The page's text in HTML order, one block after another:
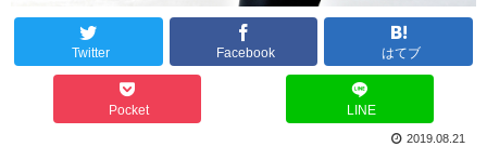
Twitter Facebook はてブ
Pocket LINE
2019.08.21